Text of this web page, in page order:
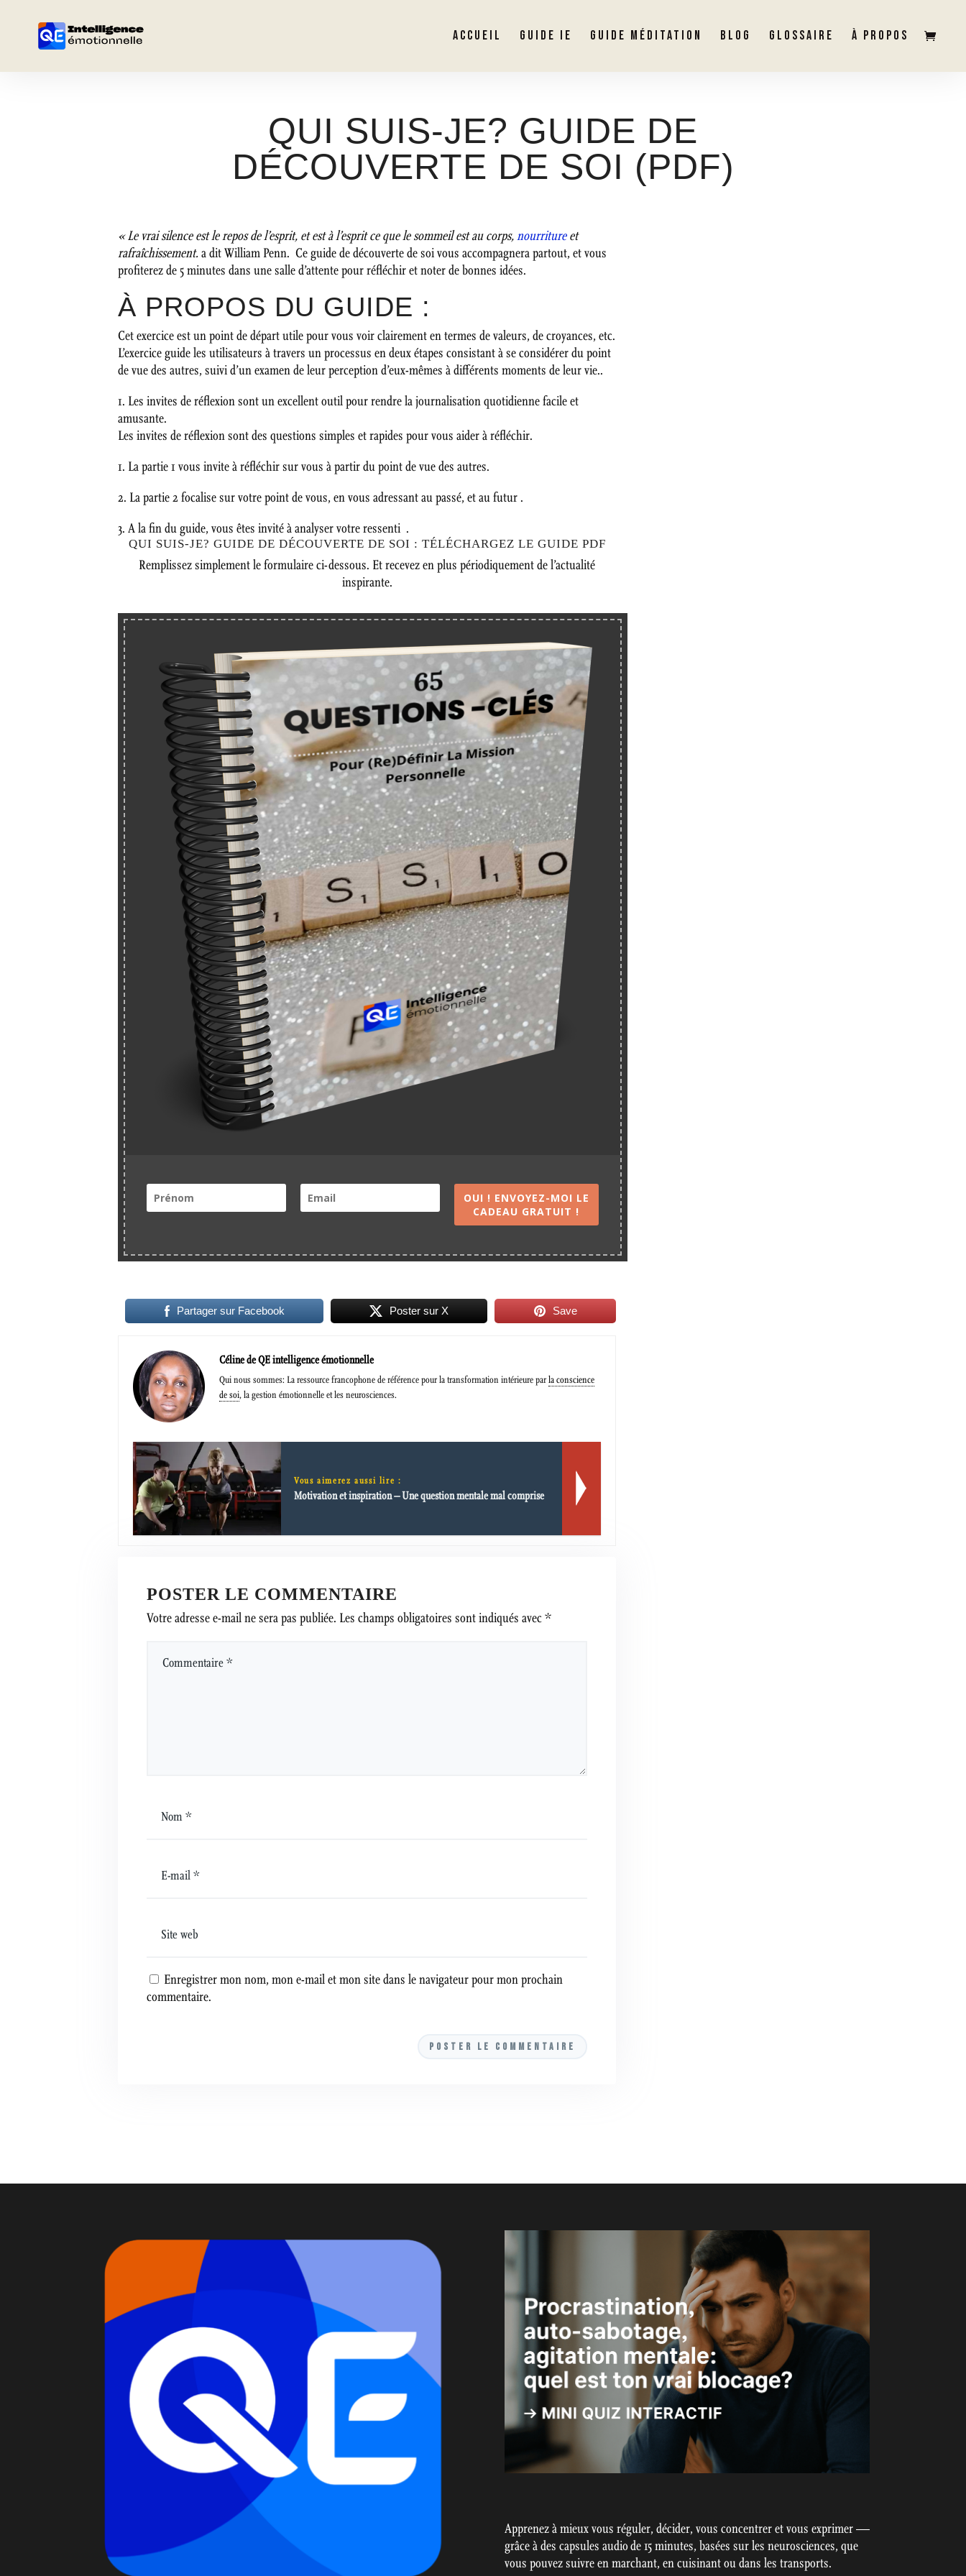
ACCUEIL GUIDE IE GUIDE MÉDITATION BLOG GLOSSAIRE À PROPOS
QUI SUIS-JE? GUIDE DE
DÉCOUVERTE DE SOI (PDF)
« Le vrai silence est le repos de l’esprit, et est à l’esprit ce que le sommeil est au corps,nourritureet
rafraîchissement.a dit William Penn. Ce guide de découverte de soi vous accompagnera partout, et vous
profiterez de 5 minutes dans une salle d’attente pour réfléchir et noter de bonnes idées.
À PROPOS DU GUIDE :
Cet exercice est un point de départ utile pour vous voir clairement en termes de valeurs, de croyances, etc.
L’exercice guide les utilisateurs à travers un processus en deux étapes consistant à se considérer du point
de vue des autres, suivi d’un examen de leur perception d’eux-mêmes à différents moments de leur vie..
1. Les invites de réflexion sont un excellent outil pour rendre la journalisation quotidienne facile et
amusante.
Les invites de réflexion sont des questions simples et rapides pour vous aider à réfléchir.
1. La partie 1 vous invite à réfléchir sur vous à partir du point de vue des autres.
2. La partie 2 focalise sur votre point de vous, en vous adressant au passé, et au futur .
3. A la fin du guide, vous êtes invité à analyser votre ressenti .
QUI SUIS-JE? GUIDE DE DÉCOUVERTE DE SOI : TÉLÉCHARGEZ LE GUIDE PDF
Remplissez simplement le formulaire ci-dessous. Et recevez en plus périodiquement de l’actualité
inspirante.
OUI ! ENVOYEZ-MOI LE
CADEAU GRATUIT !
Partager sur Facebook Poster sur X Save
Céline de QE intelligence émotionnelle
Qui nous sommes: La ressource francophone de référence pour la transformation intérieure parla conscience
de soi, la gestion émotionnelle et les neurosciences.
Vous aimerez aussi lire :
Motivation et inspiration – Une question mentale mal comprise
POSTER LE COMMENTAIRE
Votre adresse e-mail ne sera pas publiée. Les champs obligatoires sont indiqués avec*
Enregistrer mon nom, mon e-mail et mon site dans le navigateur pour mon prochain
commentaire.
v
Apprenez à mieux vous réguler, décider, vous concentrer et vous exprimer —
grâce à des capsules audio de 15 minutes, basées sur les neurosciences, que
vous pouvez suivre en marchant, en cuisinant ou dans les transports.